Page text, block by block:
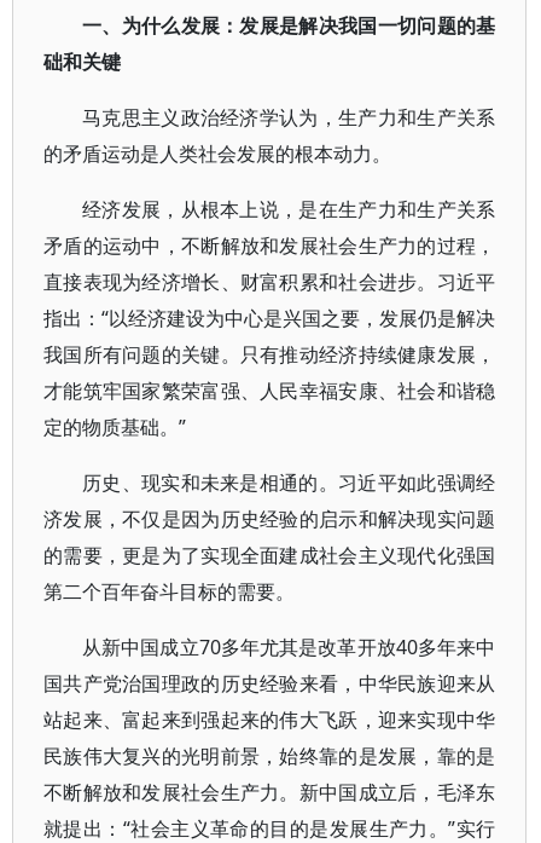
一、为什么发展：发展是解决我国一切问题的基
础和关键
马克思主义政治经济学认为，生产力和生产关系
的矛盾运动是人类社会发展的根本动力。
经济发展，从根本上说，是在生产力和生产关系
矛盾的运动中，不断解放和发展社会生产力的过程，
直接表现为经济增长、财富积累和社会进步。习近平
指出：“以经济建设为中心是兴国之要，发展仍是解决
我国所有问题的关键。只有推动经济持续健康发展，
才能筑牢国家繁荣富强、人民幸福安康、社会和谐稳
定的物质基础。”
历史、现实和未来是相通的。习近平如此强调经
济发展，不仅是因为历史经验的启示和解决现实问题
的需要，更是为了实现全面建成社会主义现代化强国
第二个百年奋斗目标的需要。
从新中国成立70多年尤其是改革开放40多年来中
国共产党治国理政的历史经验来看，中华民族迎来从
站起来、富起来到强起来的伟大飞跃，迎来实现中华
民族伟大复兴的光明前景，始终靠的是发展，靠的是
不断解放和发展社会生产力。新中国成立后，毛泽东
就提出：“社会主义革命的目的是发展生产力。”实行